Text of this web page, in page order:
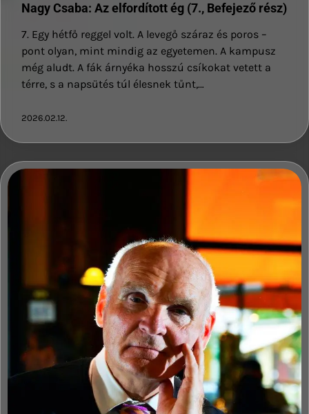
Nagy Csaba: Az elfordított ég (7., Befejező rész)
7. Egy hétfő reggel volt. A levegő száraz és poros –
pont olyan, mint mindig az egyetemen. A kampusz
még aludt. A fák árnyéka hosszú csíkokat vetett a
térre, s a napsütés túl élesnek tűnt,…
2026.02.12.